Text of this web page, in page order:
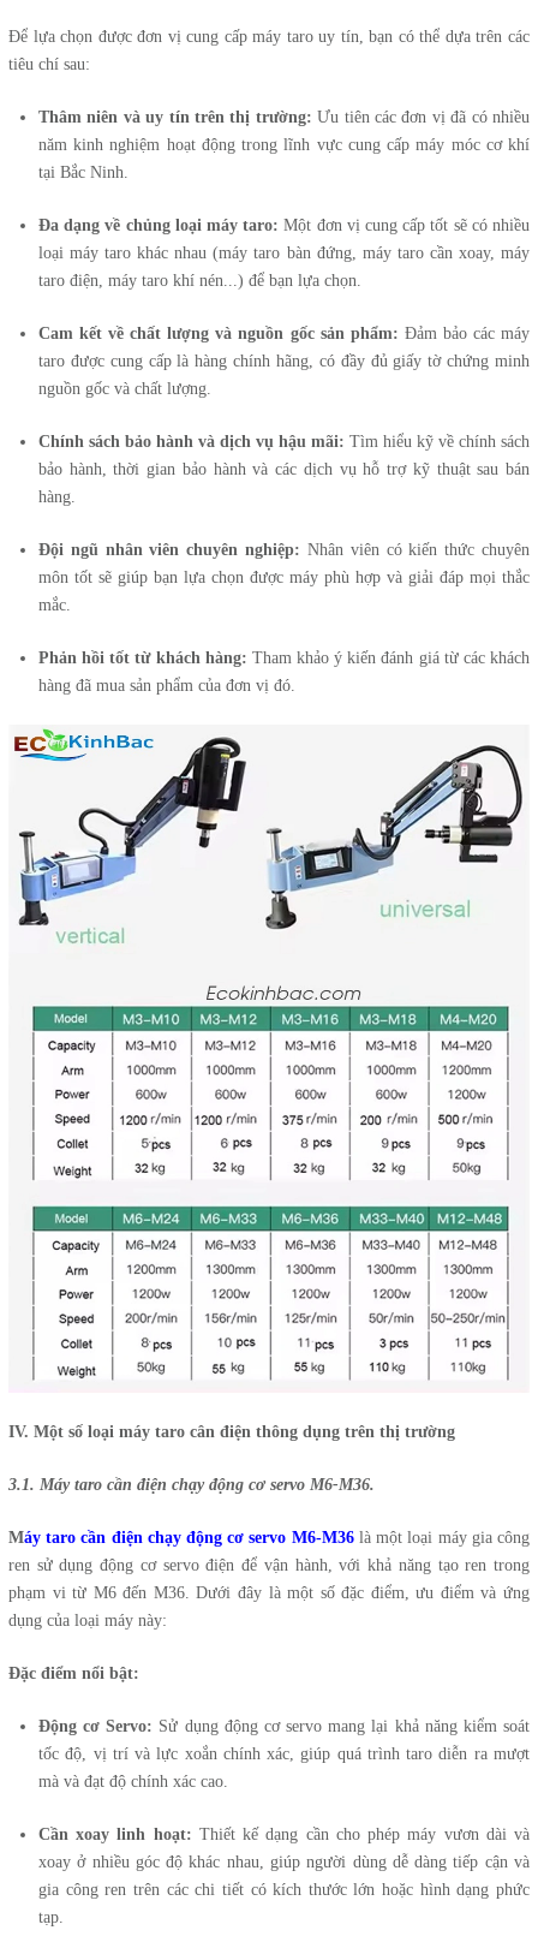
Để lựa chọn được đơn vị cung cấp máy taro uy tín, bạn có thể dựa trên các
tiêu chí sau:
Thâm niên và uy tín trên thị trường: Ưu tiên các đơn vị đã có nhiều
năm kinh nghiệm hoạt động trong lĩnh vực cung cấp máy móc cơ khí
tại Bắc Ninh.
Đa dạng về chủng loại máy taro: Một đơn vị cung cấp tốt sẽ có nhiều
loại máy taro khác nhau (máy taro bàn đứng, máy taro cần xoay, máy
taro điện, máy taro khí nén...) để bạn lựa chọn.
Cam kết về chất lượng và nguồn gốc sản phẩm: Đảm bảo các máy
taro được cung cấp là hàng chính hãng, có đầy đủ giấy tờ chứng minh
nguồn gốc và chất lượng.
Chính sách bảo hành và dịch vụ hậu mãi: Tìm hiểu kỹ về chính sách
bảo hành, thời gian bảo hành và các dịch vụ hỗ trợ kỹ thuật sau bán
hàng.
Đội ngũ nhân viên chuyên nghiệp: Nhân viên có kiến thức chuyên
môn tốt sẽ giúp bạn lựa chọn được máy phù hợp và giải đáp mọi thắc
mắc.
Phản hồi tốt từ khách hàng: Tham khảo ý kiến đánh giá từ các khách
hàng đã mua sản phẩm của đơn vị đó.
IV. Một số loại máy taro cân điện thông dụng trên thị trường
3.1. Máy taro cần điện chạy động cơ servo M6-M36.
Máy taro cần điện chạy động cơ servo M6-M36là một loại máy gia công
ren sử dụng động cơ servo điện để vận hành, với khả năng tạo ren trong
phạm vi từ M6 đến M36. Dưới đây là một số đặc điểm, ưu điểm và ứng
dụng của loại máy này:
Đặc điểm nổi bật:
Động cơ Servo: Sử dụng động cơ servo mang lại khả năng kiểm soát
tốc độ, vị trí và lực xoắn chính xác, giúp quá trình taro diễn ra mượt
mà và đạt độ chính xác cao.
Cần xoay linh hoạt: Thiết kế dạng cần cho phép máy vươn dài và
xoay ở nhiều góc độ khác nhau, giúp người dùng dễ dàng tiếp cận và
gia công ren trên các chi tiết có kích thước lớn hoặc hình dạng phức
tạp.